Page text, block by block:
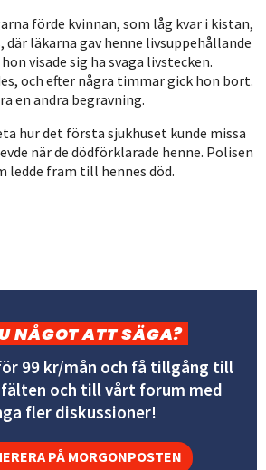
förde kvinnan, som låg kvar i kistan,
läkarna gav henne livsuppehållande
visade sig ha svaga livstecken.
och efter några timmar gick hon bort.
en andra begravning.
hur det första sjukhuset kunde missa
när de dödförklarade henne. Polisen
ledde fram till hennes död.
NÅGOT ATT SÄGA?
99 kr/mån och få tillgång till
och till vårt forum med
fler diskussioner!
PÅ MORGONPOSTEN